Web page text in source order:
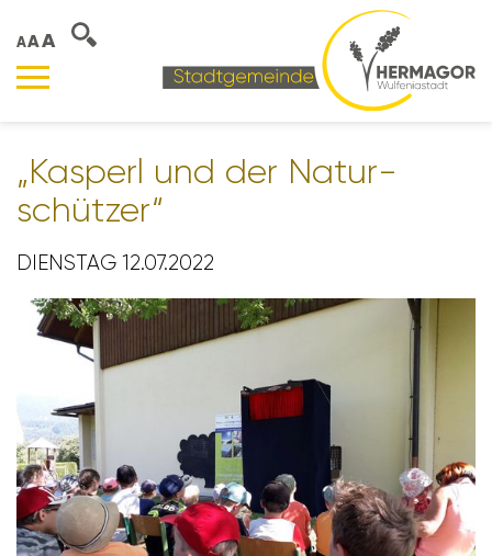
AAA
„Kasperl und der Natur­
schützer“
DIENSTAG 12.07.2022